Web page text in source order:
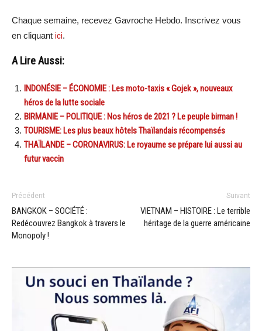
Chaque semaine, recevez Gavroche Hebdo. Inscrivez vous
en cliquant ici.
A Lire Aussi:
INDONÉSIE – ÉCONOMIE : Les moto-taxis « Gojek », nouveaux
héros de la lutte sociale
BIRMANIE – POLITIQUE : Nos héros de 2021 ? Le peuple birman !
TOURISME: Les plus beaux hôtels Thaïlandais récompensés
THAÏLANDE – CORONAVIRUS: Le royaume se prépare lui aussi au
futur vaccin
Précédent
BANGKOK – SOCIÉTÉ :
Redécouvrez Bangkok à travers le
Monopoly !
Suivant
VIETNAM – HISTOIRE : Le terrible
héritage de la guerre américaine